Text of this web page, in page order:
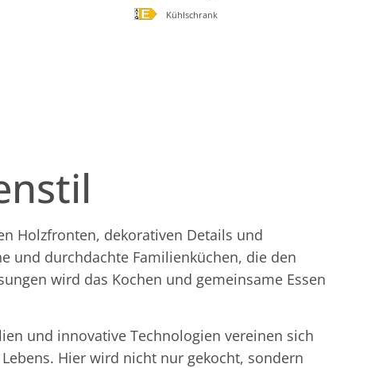
Kühlschrank
Holzfronten, dekorativen Details und
und durchdachte Familienküchen, die den
wird das Kochen und gemeinsame Essen
und innovative Technologien vereinen sich
Hier wird nicht nur gekocht, sondern